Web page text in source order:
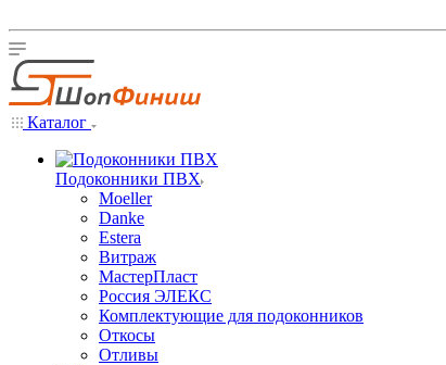
Каталог
Подоконники ПВХ
Moeller
Danke
Estera
Витраж
МастерПласт
Россия ЭЛЕКС
Комплектующие для подоконников
Откосы
Отливы